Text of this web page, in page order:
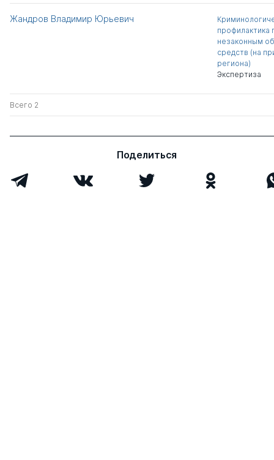
Жандров Владимир Юрьевич
профилактика
незаконным
средств (на
региона)
Экспертиза
Всего 2
Поделиться